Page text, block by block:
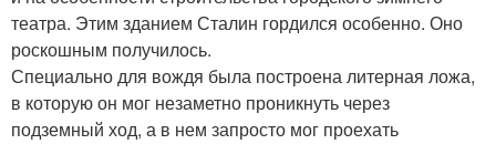
театра. Этим зданием Сталин гордился особенно. Оно
роскошным получилось.
Специально для вождя была построена литерная ложа,
в которую он мог незаметно проникнуть через
подземный ход, а в нем запросто мог проехать